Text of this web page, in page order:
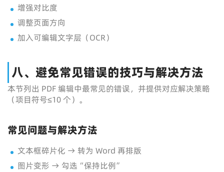
增强对比度
调整页面方向
加入可编辑文字层（OCR）
八、避免常见错误的技巧与解决方法
本节列出 PDF 编辑中最常见的错误，并提供对应解决策略
（项目符号≤10 个）。
常见问题与解决方法
文本框碎片化 → 转为 Word 再排版
图片变形 → 勾选“保持比例”